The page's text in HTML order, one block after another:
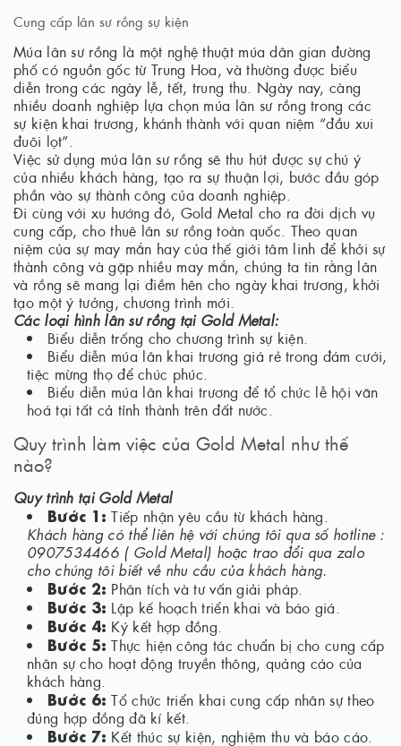
Cung cấp lân sư rồng sự kiện
Múa lân sư rồng là một nghệ thuật múa dân gian đường
phố có nguồn gốc từ Trung Hoa, và thường được biểu
diễn trong các ngày lễ, tết, trung thu. Ngày nay, càng
nhiều doanh nghiệp lựa chọn múa lân sư rồng trong các
sự kiện khai trương, khánh thành với quan niệm “đầu xui
đuôi lọt”.
Việc sử dụng múa lân sư rồng sẽ thu hút được sự chú ý
của nhiều khách hàng, tạo ra sự thuận lợi, bước đầu góp
phần vào sự thành công của doanh nghiệp.
Đi cùng với xu hướng đó, Gold Metal cho ra đời dịch vụ
cung cấp, cho thuê lân sư rồng toàn quốc. Theo quan
niệm của sự may mắn hay của thế giới tâm linh để khởi sự
thành công và gặp nhiều may mắn, chúng ta tin rằng lân
và rồng sẽ mang lại điềm hên cho ngày khai trương, khởi
tạo một ý tưởng, chương trình mới.
Các loại hình lân sư rồng tại Gold Metal:
Biểu diễn trống cho chương trình sự kiện.
Biểu diễn múa lân khai trương giá rẻ trong đám cưới,
tiệc mừng thọ để chúc phúc.
Biểu diễn múa lân khai trương để tổ chức lễ hội văn
hoá tại tất cả tỉnh thành trên đất nước.
Quy trình làm việc của Gold Metal như thế
nào?
Quy trình tại Gold Metal
Bước 1: Tiếp nhận yêu cầu từ khách hàng.
Khách hàng có thể liên hệ với chúng tôi qua số hotline :
0907534466 ( Gold Metal) hoặc trao đổi qua zalo
cho chúng tôi biết về nhu cầu của khách hàng.
Bước 2: Phân tích và tư vấn giải pháp.
Bước 3: Lập kế hoạch triển khai và báo giá.
Bước 4: Ký kết hợp đồng.
Bước 5: Thực hiện công tác chuẩn bị cho cung cấp
nhân sự cho hoạt động truyền thông, quảng cáo của
khách hàng.
Bước 6: Tổ chức triển khai cung cấp nhân sự theo
đúng hợp đồng đã kí kết.
Bước 7: Kết thúc sự kiện, nghiệm thu và báo cáo.